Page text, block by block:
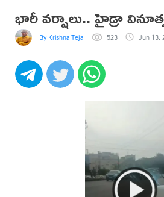
భారీ వర్షాలు.. హైడ్రా
By Krishna Teja 523 Jun 13,